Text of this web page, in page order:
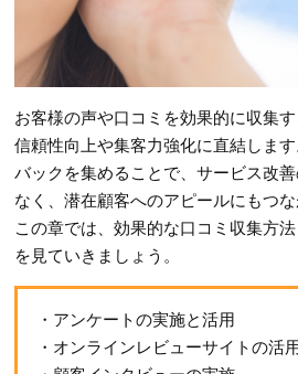
お客様の声や口コミを効果的に収集
信頼性向上や集客力強化に直結しま
バックを集めることで、サービス改
なく、潜在顧客へのアピールにもつな
この章では、効果的な口コミ収集方
を見ていきましょう。
・アンケートの実施と活用
・オンラインレビューサイトの活